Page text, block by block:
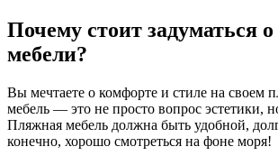
Почему стоит задуматься
мебели?
Вы мечтаете о комфорте и стиле на своем
мебель — это не просто вопрос эстетики,
Пляжная мебель должна быть удобной,
конечно, хорошо смотреться на фоне моря!